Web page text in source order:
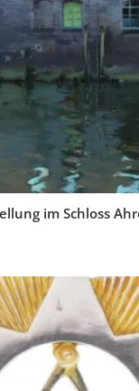
im Schloss